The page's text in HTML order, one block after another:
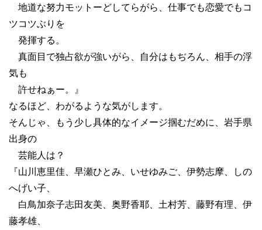
地道な努力モットーどしてらがら、仕事でも恋愛でもコ
ツコツぶりを
発揮する。
真面目で独占欲が強いがら、自分はもぢろん、相手の浮
気も
許せねぁー。』
なるほど、わがるような気がします。
そんじゃ、もう少し具体的なイメージ掴むだめに、岩手県
出身の
芸能人は？
『山川恵里佳、早瀬ひとみ、いせゆみご、伊勢志摩、しの
へげい子、
白鳥加奈子志田友美、奥野香耶、土村芳、藤野有理、伊
藤孝雄、